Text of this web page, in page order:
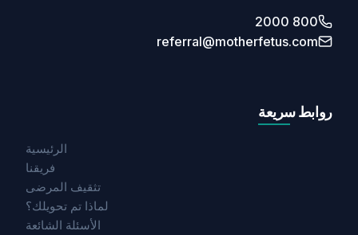
800 2000
referral@motherfetus.com
روابط سريعة
الرئيسية
فريقنا
تثقيف المرضى
لماذا تم تحويلك؟
الأسئلة الشائعة